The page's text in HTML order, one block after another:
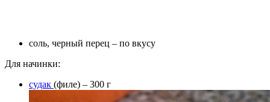
соль, черный перец – по вкусу
Для начинки:
судак (филе) – 300 г